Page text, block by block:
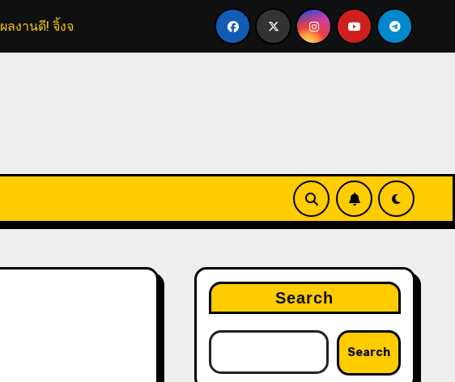
ผลงานดี! จิ้งจอกตั้งเช็คสเปียร์คุมถาวร ของดีราคาถูก! สื่อตีผีหวังควัก 22 ล้
Search
Search